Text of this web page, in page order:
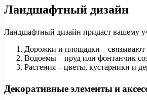
Ландшафтный дизайн
Ландшафтный дизайн придаст вашему
Дорожки и площадки – связывают
Водоемы – пруд или фонтанчик
Растения – цветы, кустарники и
Декоративные элементы и